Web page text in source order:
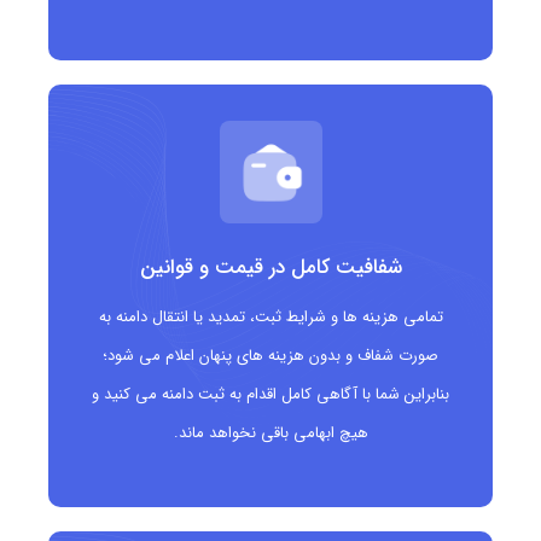
انتخاب نام کوتاه و جذاب:نام دامنه باید سرگرم کننده،
ساده و به یادماندنی باشد
بررسی برندهای ثبت شده:از عدم تداخل با برندهای
قانونی مطمئن شوید
هماهنگی با شبکه های اجتماعی:در دسترس بودن نام
مشابه در پلتفرم های اجتماعی را بررسی کنید
دامنه، Auto-Renew را فعال کنید
شفافیت کامل در قیمت و قوانین
تمامی هزینه ها و شرایط ثبت، تمدید یا انتقال دامنه به
صورت شفاف و بدون هزینه های پنهان اعلام می شود؛
بنابراین شما با آگاهی کامل اقدام به ثبت دامنه می کنید و
هیچ ابهامی باقی نخواهد ماند.